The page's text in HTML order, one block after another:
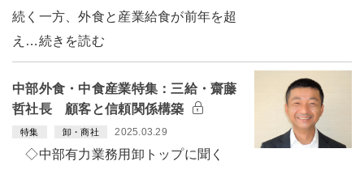
続く一方、外食と産業給食が前年を超
え…続きを読む
中部外食・中食産業特集：三給・齋藤
哲社長 顧客と信頼関係構築
特集 卸・商社 2025.03.29
◇中部有力業務用卸トップに聞く